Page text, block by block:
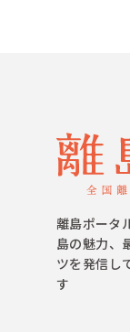
離島ポータ
島の魅力、
ツを発信し
す